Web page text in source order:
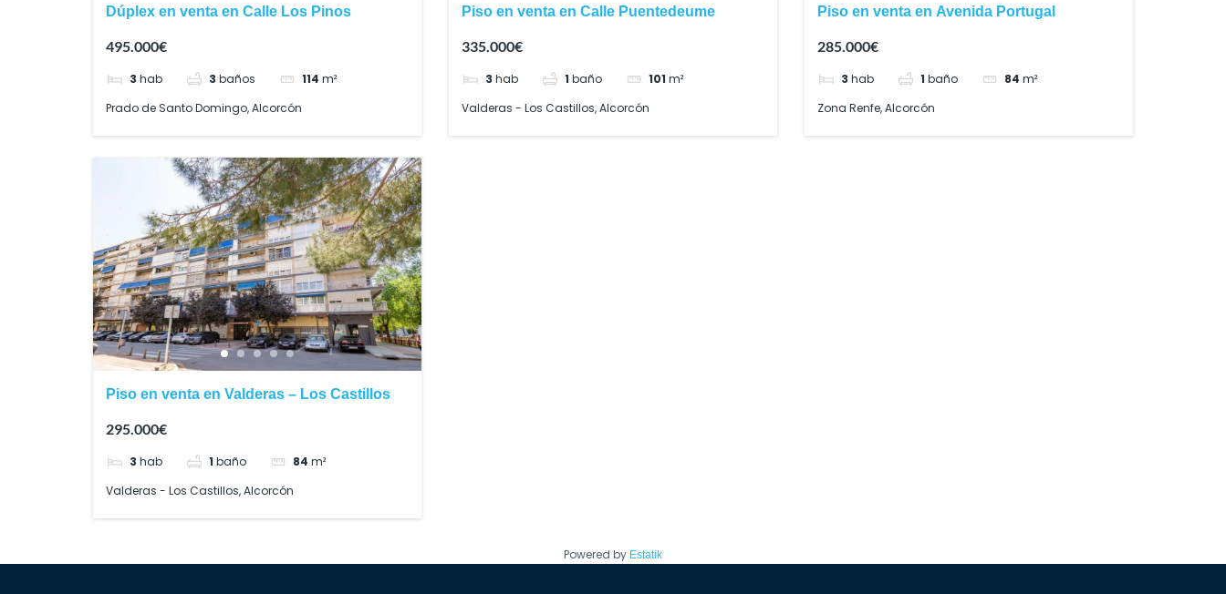
Dúplex en venta en Calle Los Pinos
495.000€
3 hab 3 baños 114 m²
Prado de Santo Domingo, Alcorcón
Piso en venta en Calle Puentedeume
335.000€
3 hab 1 baño 101 m²
Valderas - Los Castillos, Alcorcón
Piso en venta en Avenida Portugal
285.000€
3 hab 1 baño 84 m²
Zona Renfe, Alcorcón
Piso en venta en Valderas – Los Castillos
295.000€
3 hab 1 baño 84 m²
Valderas - Los Castillos, Alcorcón
Powered by Estatik